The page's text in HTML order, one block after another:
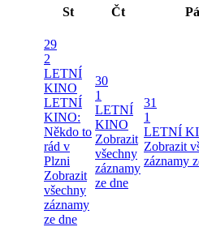
St Čt
Pá
29
2
LETNÍ
KINO
LETNÍ
KINO:
Někdo to
rád v
Plzni
Zobrazit
všechny
záznamy
ze dne
30
1
LETNÍ
KINO
Zobrazit
všechny
záznamy
ze dne
31
1
LETNÍ
Zobrazit
záznamy